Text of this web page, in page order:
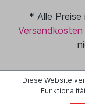
* Alle
Versandkosten
Diese Website